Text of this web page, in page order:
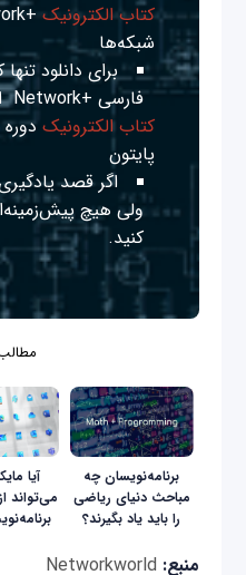
کتاب الکترونیک
شبکه‌ها
برای دانلود
فارسی +Network
کتاب الکترونیک
پایتون
اگر قصد
ولی هیچ
کنید.
برنامه‌نویسان چه
مباحث دنیای ریاضی
را باید یاد بگیرند؟
آیا
می‌تواند
منبع: Networkworld